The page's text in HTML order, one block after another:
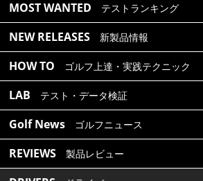
MOST WANTED テストランキング
NEW RELEASES 新製品情報
HOW TO ゴルフ上達・実践テクニック
LAB テスト・データ検証
Golf News ゴルフニュース
REVIEWS 製品レビュー